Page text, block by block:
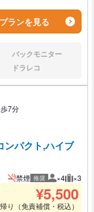
プランを見る
なし:バックモニター
なし:ドラレコ
7分
ンパクト,ハイブ
禁煙 推奨 推奨人数
×4 推奨
×3
¥5,500
り（免責補償・税込）